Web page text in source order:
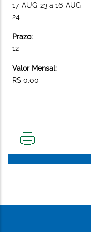
17-AUG-23 a 16-AUG-
24
Prazo:
12
Valor Mensal:
R$ 0.00
PÁGINA